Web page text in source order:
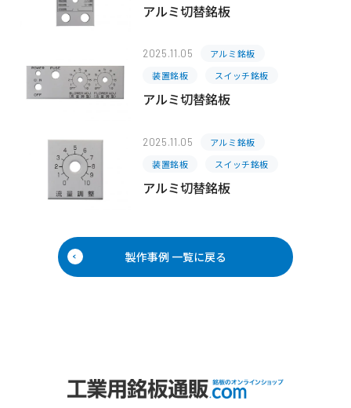
アルミ切替銘板
2025.11.05
アルミ銘板
装置銘板
スイッチ銘板
アルミ切替銘板
2025.11.05
アルミ銘板
装置銘板
スイッチ銘板
アルミ切替銘板
製作事例 一覧に戻る